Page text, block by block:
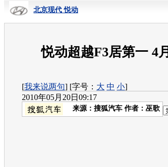
北京现代 悦动
悦动超越F3居第一 4
[我来说两句] [字号： 大 中 小]
2010年05月20日09:17
来源： 搜狐汽车 作者：巫歌